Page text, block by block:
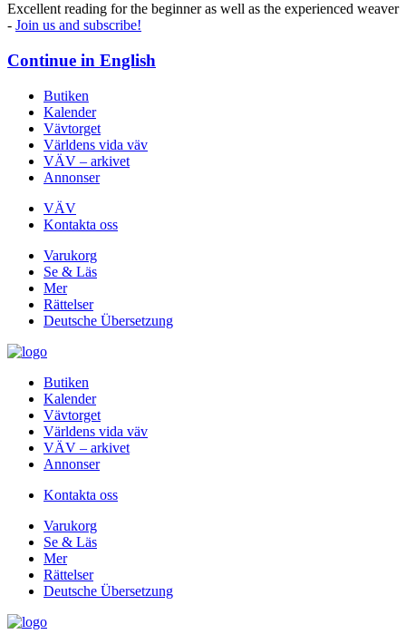
Excellent reading for the beginner as well as the experienced weaver
- Join us and subscribe!
Continue in English
Butiken
Kalender
Vävtorget
Världens vida väv
VÄV – arkivet
Annonser
VÄV
Kontakta oss
Varukorg
Se & Läs
Mer
Rättelser
Deutsche Übersetzung
Butiken
Kalender
Vävtorget
Världens vida väv
VÄV – arkivet
Annonser
Kontakta oss
Varukorg
Se & Läs
Mer
Rättelser
Deutsche Übersetzung